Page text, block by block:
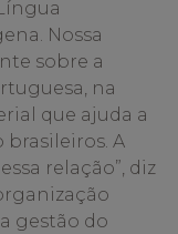
Nossa
sobre a
na
que ajuda a
A
relação”, diz
gestão do